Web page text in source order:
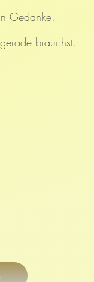
Gedanke.
brauchst.